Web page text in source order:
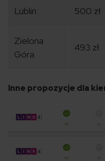
Lublin 500 zł
Zielona
Góra
493 zł
Inne propozycje dla